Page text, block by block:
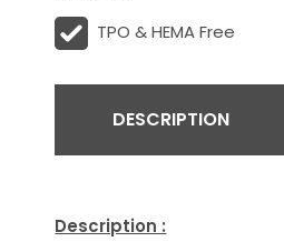
TPO & HEMA Free
DESCRIPTION
Description :